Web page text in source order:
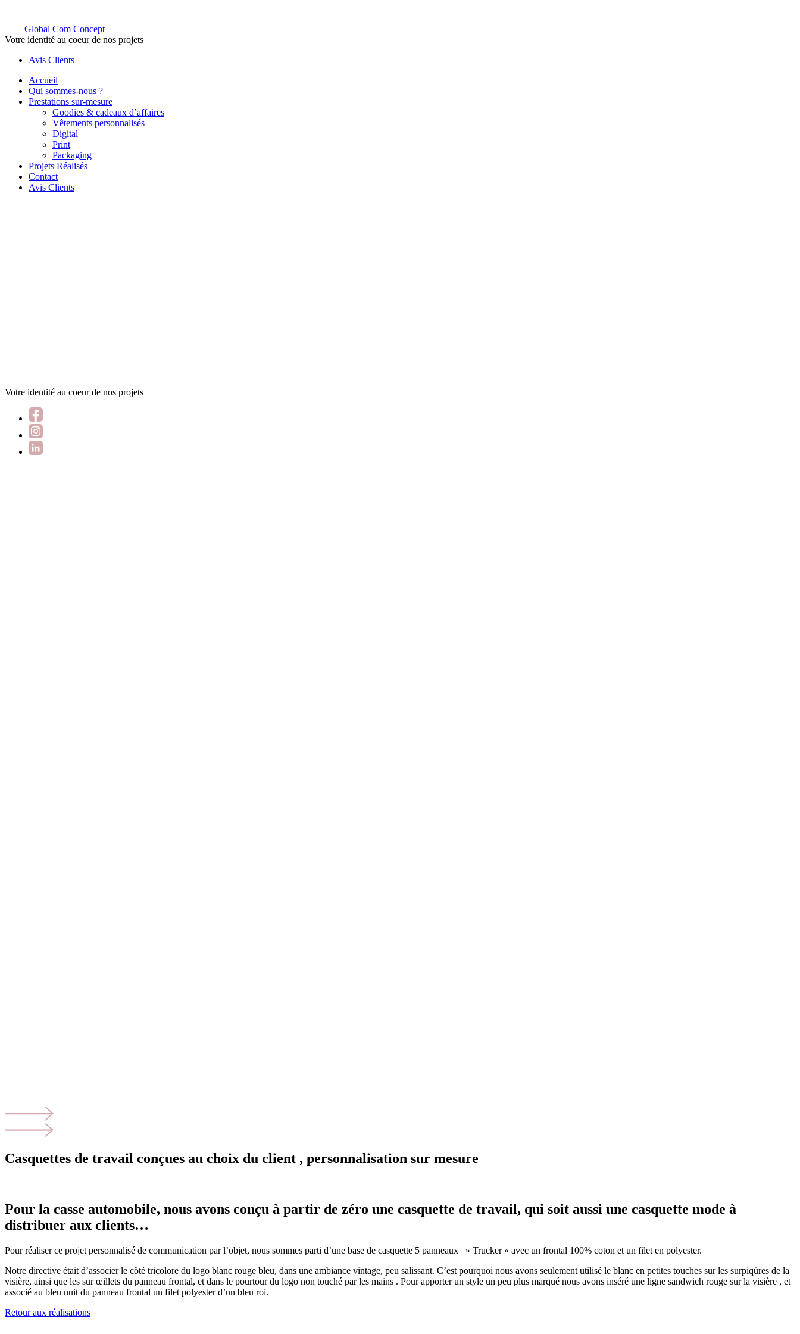
Global Com Concept
Votre identité au coeur de nos projets
Avis Clients
Accueil
Qui sommes-nous ?
Prestations sur-mesure
Goodies & cadeaux d’affaires
Vêtements personnalisés
Digital
Print
Packaging
Projets Réalisés
Contact
Avis Clients
Votre identité au coeur de nos projets
Casquettes de travail conçues au choix du client , personnalisation sur mesure
Pour la casse automobile, nous avons conçu à partir de zéro une casquette de travail, qui soit aussi une casquette mode à
distribuer aux clients…
Pour réaliser ce projet personnalisé de communication par l’objet, nous sommes parti d’une base de casquette 5 panneaux » Trucker « avec un frontal 100% coton et un filet en polyester.
Notre directive était d’associer le côté tricolore du logo blanc rouge bleu, dans une ambiance vintage, peu salissant. C’est pourquoi nous avons seulement utilisé le blanc en petites touches sur les surpiqûres de la
visière, ainsi que les sur œillets du panneau frontal, et dans le pourtour du logo non touché par les mains . Pour apporter un style un peu plus marqué nous avons inséré une ligne sandwich rouge sur la visière , et
associé au bleu nuit du panneau frontal un filet polyester d’un bleu roi.
Retour aux réalisations